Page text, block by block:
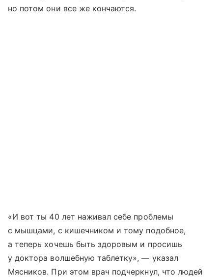
но потом они все же кончаются.
«И вот ты 40 лет наживал себе проблемы
с мышцами, с кишечником и тому подобное,
а теперь хочешь быть здоровым и просишь
у доктора волшебную таблетку», — указал
Мясников. При этом врач подчеркнул, что людей